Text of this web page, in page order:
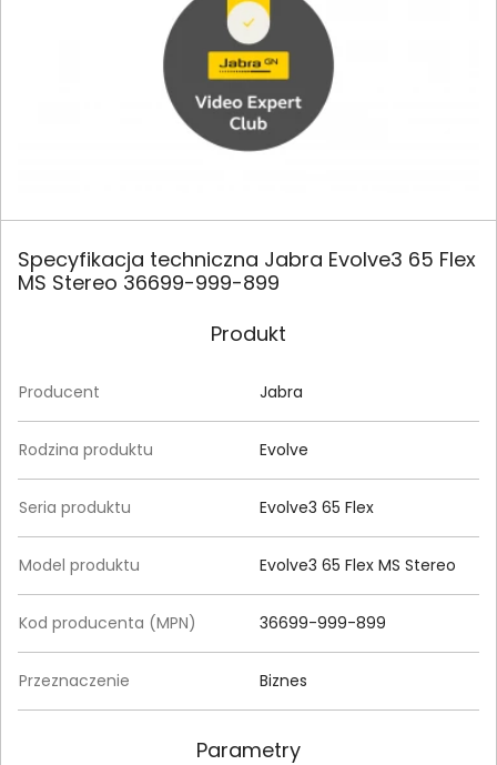
Specyfikacja techniczna Jabra Evolve3 65 Flex
MS Stereo 36699-999-899
Produkt
Producent Jabra
Rodzina produktu Evolve
Seria produktu Evolve3 65 Flex
Model produktu Evolve3 65 Flex MS Stereo
Kod producenta (MPN) 36699-999-899
Przeznaczenie Biznes
Parametry